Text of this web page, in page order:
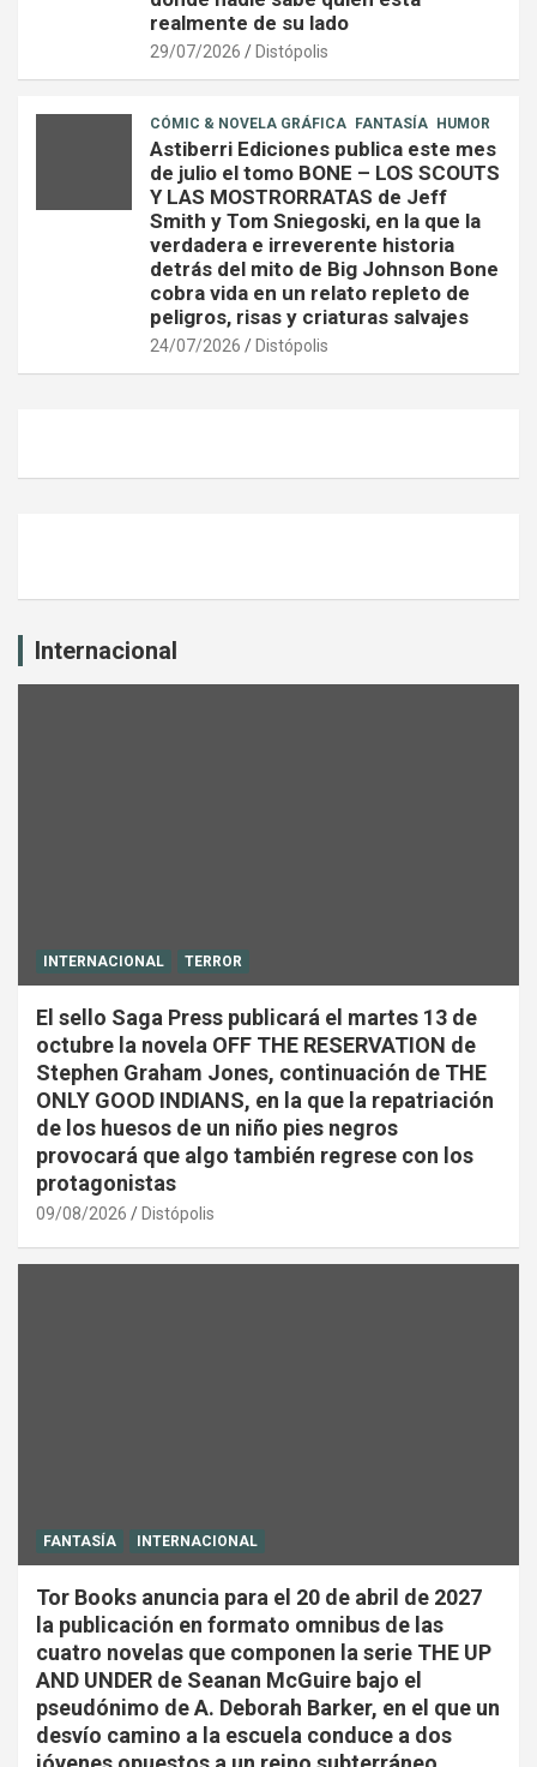
realmente de su lado
29/07/2026 Distópolis
CÓMIC & NOVELA GRÁFICA FANTASÍA HUMOR
Astiberri Ediciones publica este mes
de julio el tomo BONE – LOS SCOUTS
Y LAS MOSTRORRATAS de Jeff
Smith y Tom Sniegoski, en la que la
verdadera e irreverente historia
detrás del mito de Big Johnson Bone
cobra vida en un relato repleto de
peligros, risas y criaturas salvajes
24/07/2026 Distópolis
Internacional
INTERNACIONAL TERROR
El sello Saga Press publicará el martes 13 de
octubre la novela OFF THE RESERVATION de
Stephen Graham Jones, continuación de THE
ONLY GOOD INDIANS, en la que la repatriación
de los huesos de un niño pies negros
provocará que algo también regrese con los
protagonistas
09/08/2026 Distópolis
FANTASÍA INTERNACIONAL
Tor Books anuncia para el 20 de abril de 2027
la publicación en formato omnibus de las
cuatro novelas que componen la serie THE UP
AND UNDER de Seanan McGuire bajo el
pseudónimo de A. Deborah Barker, en el que un
desvío camino a la escuela conduce a dos